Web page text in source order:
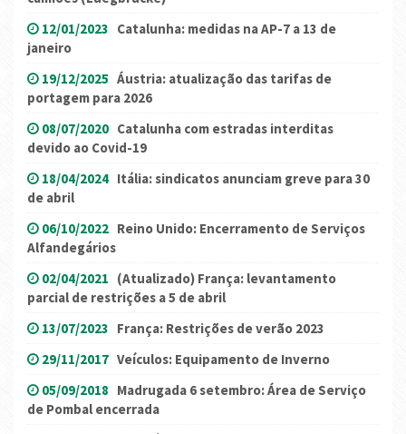
12/01/2023 Catalunha: medidas na AP-7 a 13 de
janeiro
19/12/2025 Áustria: atualização das tarifas de
portagem para 2026
08/07/2020 Catalunha com estradas interditas
devido ao Covid-19
18/04/2024 Itália: sindicatos anunciam greve para 30
de abril
06/10/2022 Reino Unido: Encerramento de Serviços
Alfandegários
02/04/2021 (Atualizado) França: levantamento
parcial de restrições a 5 de abril
13/07/2023 França: Restrições de verão 2023
29/11/2017 Veículos: Equipamento de Inverno
05/09/2018 Madrugada 6 setembro: Área de Serviço
de Pombal encerrada